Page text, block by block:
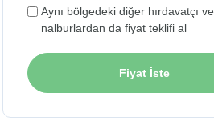
Aynı bölgedeki diğer hırdavatçı ve
nalburlardan da fiyat teklifi al
Fiyat İste